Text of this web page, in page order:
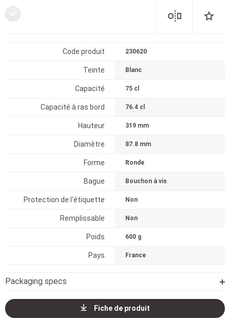
Code produit 230620
Teinte Blanc
Capacité 75 cl
Capacité à ras bord 76.4 cl
Hauteur 319 mm
Diamètre 87.8 mm
Forme Ronde
Bague Bouchon à vis
Protection de l'étiquette Non
Remplissable Non
Poids 600 g
Pays France
Packaging specs
Fiche de produit